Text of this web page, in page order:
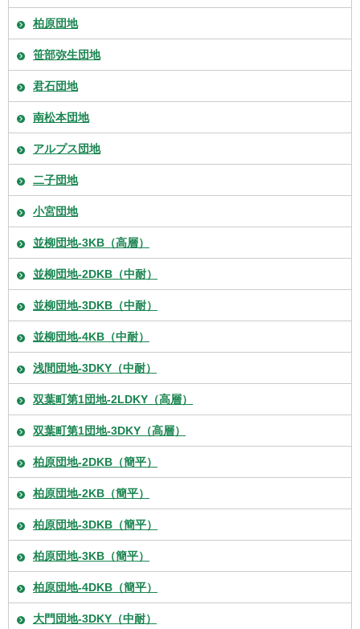
柏原団地
笹部弥生団地
君石団地
南松本団地
アルプス団地
二子団地
小宮団地
並柳団地-3KB（高層）
並柳団地-2DKB（中耐）
並柳団地-3DKB（中耐）
並柳団地-4KB（中耐）
浅間団地-3DKY（中耐）
双葉町第1団地-2LDKY（高層）
双葉町第1団地-3DKY（高層）
柏原団地-2DKB（簡平）
柏原団地-2KB（簡平）
柏原団地-3DKB（簡平）
柏原団地-3KB（簡平）
柏原団地-4DKB（簡平）
大門団地-3DKY（中耐）